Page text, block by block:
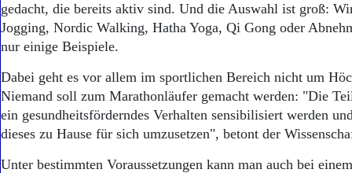
gedacht, die bereits aktiv sind. Und die Auswahl ist groß:
Jogging, Nordic Walking, Hatha Yoga, Qi Gong oder
nur einige Beispiele.
Dabei geht es vor allem im sportlichen Bereich nicht um
Niemand soll zum Marathonläufer gemacht werden: "Die
ein gesundheitsförderndes Verhalten sensibilisiert werden
dieses zu Hause für sich umzusetzen", betont der
Unter bestimmten Voraussetzungen kann man auch bei